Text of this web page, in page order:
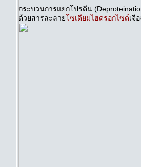
กระบวนการแยกโปรตีน
ด้วยสารละลายโซเดียมไฮดรอกไซด์เจื